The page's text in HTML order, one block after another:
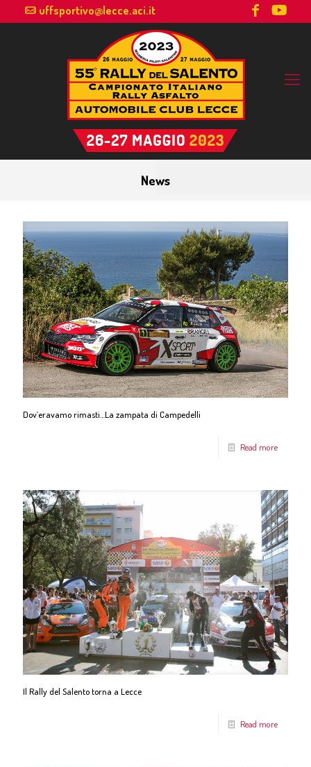
uffsportivo@lecce.aci.it
News
Dov’eravamo rimasti…La zampata di Campedelli
Read more
Il Rally del Salento torna a Lecce
Read more